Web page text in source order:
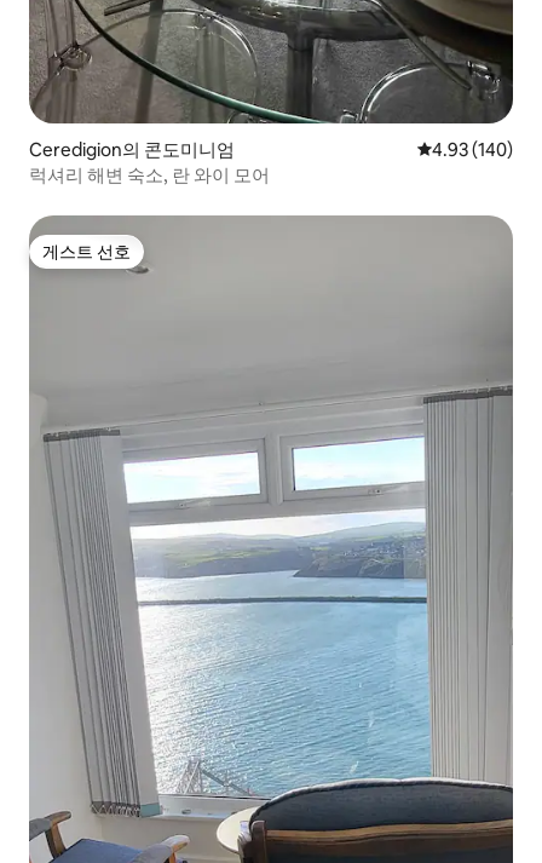
Ceredigion의 콘도미니엄 평점 4.93점(5
4.93 (140)
럭셔리 해변 숙소, 란 와이 모어
게스트 선호
게스트 선호